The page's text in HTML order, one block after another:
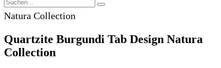
Natura Collection
Quartzite Burgundi Tab Design Natura
Collection